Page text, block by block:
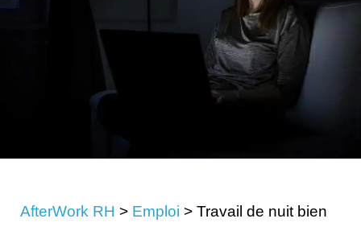
AfterWork RH > Emploi > Travail de nuit bien